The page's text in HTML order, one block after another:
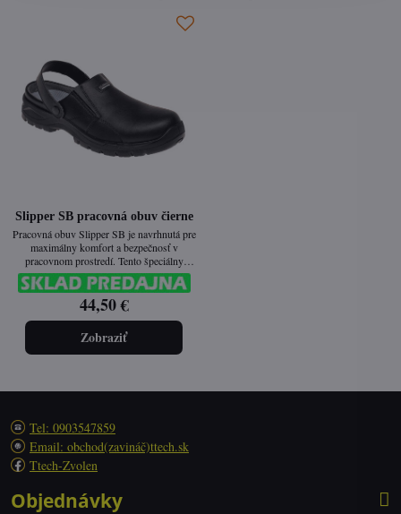
Slipper SB pracovná obuv čierne
Pracovná obuv Slipper SB je navrhnutá pre
maximálny komfort a bezpečnosť v
pracovnom prostredí. Tento špeciálny
nazúvací model s odopínateľným pätným
pásikom poskytuje flexibilitu a bezpečnosť
vďaka integrovanej oceľovej špici. Ideálna
voľba pre prevádzky, ktoré vyžadujú svetlú,
ľahko udržiavateľnú a hygienickú obuv.
44,50 €
Zobraziť
Tel: 0903547859
Email: obchod(zavináč)ttech.sk
Ttech-Zvolen
Objednávky